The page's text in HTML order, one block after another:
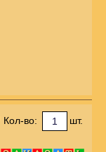
Кол-во: шт.